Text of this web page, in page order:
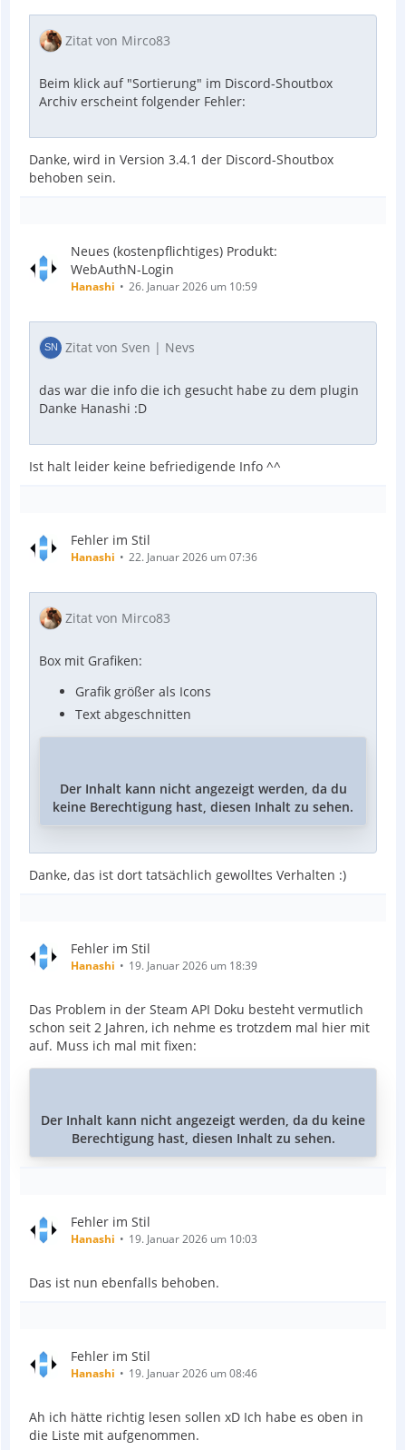
Zitat von Mirco83
Beim klick auf "Sortierung" im Discord-Shoutbox
Archiv erscheint folgender Fehler:
Danke, wird in Version 3.4.1 der Discord-Shoutbox
behoben sein.
Neues (kostenpflichtiges) Produkt:
WebAuthN-Login
Hanashi 26. Januar 2026 um 10:59
Zitat von Sven | Nevs
das war die info die ich gesucht habe zu dem plugin
Danke Hanashi :D
Ist halt leider keine befriedigende Info ^^
Fehler im Stil
Hanashi 22. Januar 2026 um 07:36
Zitat von Mirco83
Box mit Grafiken:
Grafik größer als Icons
Text abgeschnitten
Der Inhalt kann nicht angezeigt werden, da du
keine Berechtigung hast, diesen Inhalt zu sehen.
Danke, das ist dort tatsächlich gewolltes Verhalten :)
Fehler im Stil
Hanashi 19. Januar 2026 um 18:39
Das Problem in der Steam API Doku besteht vermutlich
schon seit 2 Jahren, ich nehme es trotzdem mal hier mit
auf. Muss ich mal mit fixen:
Der Inhalt kann nicht angezeigt werden, da du keine
Berechtigung hast, diesen Inhalt zu sehen.
Fehler im Stil
Hanashi 19. Januar 2026 um 10:03
Das ist nun ebenfalls behoben.
Fehler im Stil
Hanashi 19. Januar 2026 um 08:46
Ah ich hätte richtig lesen sollen xD Ich habe es oben in
die Liste mit aufgenommen.